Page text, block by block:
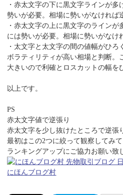
・赤太文字の下に黒文字ラインが多
勢いが必要。相場に勢いがなければ
・赤太文字の上に黒文字のラインが
には勢いが必要。相場に勢いがなけ
・太文字と太文字の間の値幅がひろ
ボラティリティが高い相場と判断。
大きいので利確とロスカットの幅を
以上です。
PS
赤太文字値で逆張り
赤太文字を少し抜けたところで逆張
最初はこの2つに絞って観察してみて
ランキングアップにご協力お願い致
にほんブログ村